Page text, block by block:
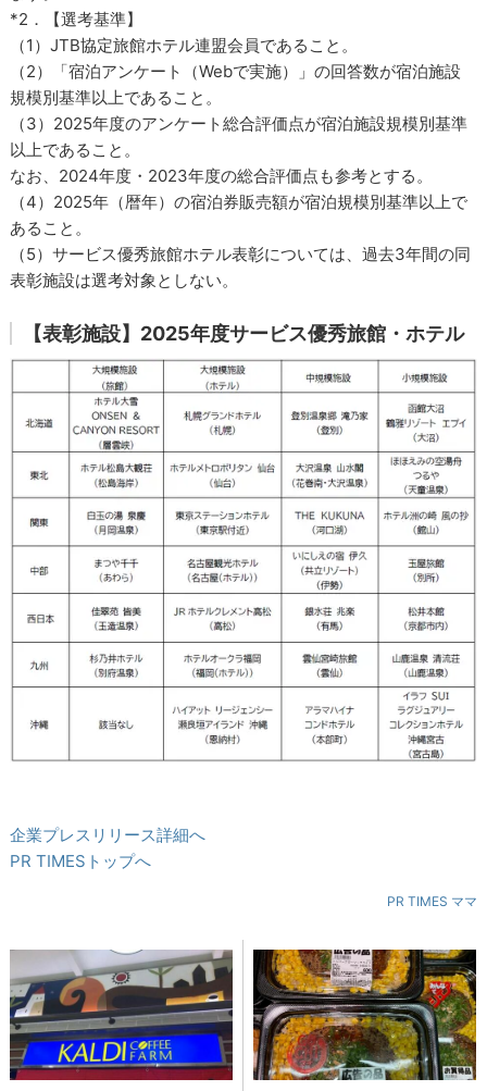
*2．【選考基準】
（1）JTB協定旅館ホテル連盟会員であること。
（2）「宿泊アンケート（Webで実施）」の回答数が宿泊施設
規模別基準以上であること。
（3）2025年度のアンケート総合評価点が宿泊施設規模別基準
以上であること。
なお、2024年度・2023年度の総合評価点も参考とする。
（4）2025年（暦年）の宿泊券販売額が宿泊規模別基準以上で
あること。
（5）サービス優秀旅館ホテル表彰については、過去3年間の同
表彰施設は選考対象としない。
【表彰施設】2025年度サービス優秀旅館・ホテル
企業プレスリリース詳細へ
PR TIMESトップへ
PR TIMES ママ